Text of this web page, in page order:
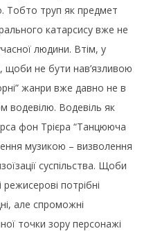
Тобто труп як предмет
катарсису вже не
людини. Втім, у
щоби не бути нав’язливою
жанри вже давно не в
водевілю. Водевіль як
фон Трієра “Танцююча
музикою – визволення
суспільства. Щоби
потрібні
але спроможні
точки зору персонажі